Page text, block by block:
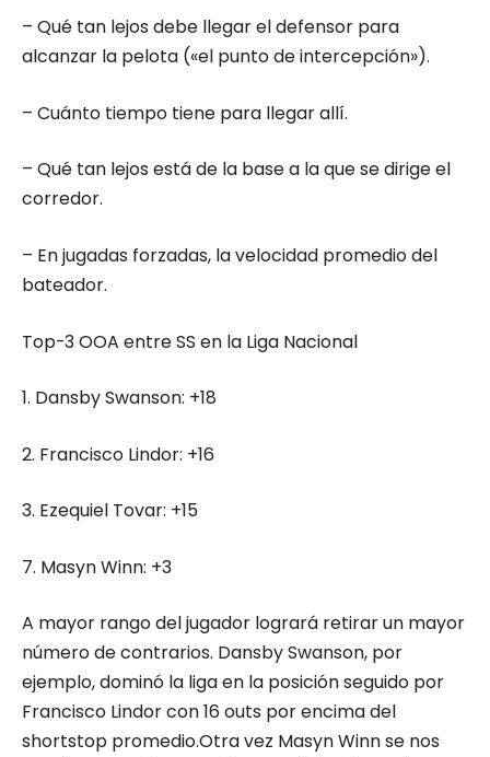
– Qué tan lejos debe llegar el defensor para
alcanzar la pelota («el punto de intercepción»).
– Cuánto tiempo tiene para llegar allí.
– Qué tan lejos está de la base a la que se dirige el
corredor.
– En jugadas forzadas, la velocidad promedio del
bateador.
Top-3 OOA entre SS en la Liga Nacional
1. Dansby Swanson: +18
2. Francisco Lindor: +16
3. Ezequiel Tovar: +15
7. Masyn Winn: +3
A mayor rango del jugador logrará retirar un mayor
número de contrarios. Dansby Swanson, por
ejemplo, dominó la liga en la posición seguido por
Francisco Lindor con 16 outs por encima del
shortstop promedio.Otra vez Masyn Winn se nos